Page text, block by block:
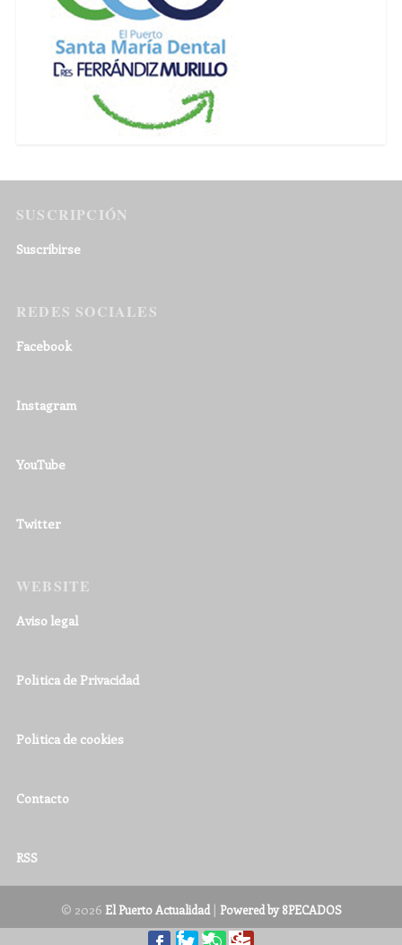
SUSCRIPCIÓN
Suscribirse
REDES SOCIALES
Facebook
Instagram
YouTube
Twitter
WEBSITE
Aviso legal
Política de Privacidad
Política de cookies
Contacto
RSS
© 2026 El Puerto Actualidad| Powered by 8PECADOS